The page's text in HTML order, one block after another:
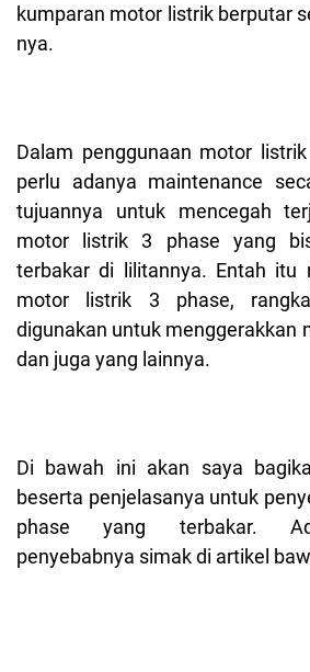
kumparan motor listrik berputar
nya.
Dalam penggunaan motor
perlu adanya maintenance
tujuannya untuk mencegah
motor listrik 3 phase yang
terbakar di lilitannya. Entah itu
motor listrik 3 phase,
digunakan untuk menggerakkan
dan juga yang lainnya.
Di bawah ini akan saya
beserta penjelasanya untuk
phase yang terbakar.
penyebabnya simak di artikel